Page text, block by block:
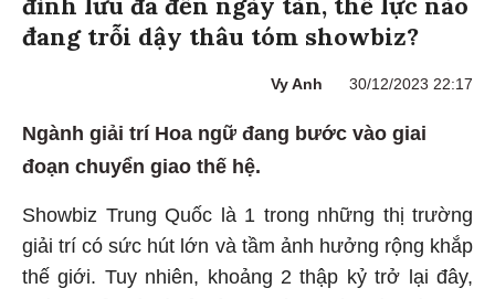
đỉnh lưu đã đến ngày tàn, thế lực nào
đang trỗi dậy thâu tóm showbiz?
Vy Anh 30/12/2023 22:17
Ngành giải trí Hoa ngữ đang bước vào giai
đoạn chuyển giao thế hệ.
Showbiz Trung Quốc là 1 trong những thị trường
giải trí có sức hút lớn và tầm ảnh hưởng rộng khắp
thế giới. Tuy nhiên, khoảng 2 thập kỷ trở lại đây,